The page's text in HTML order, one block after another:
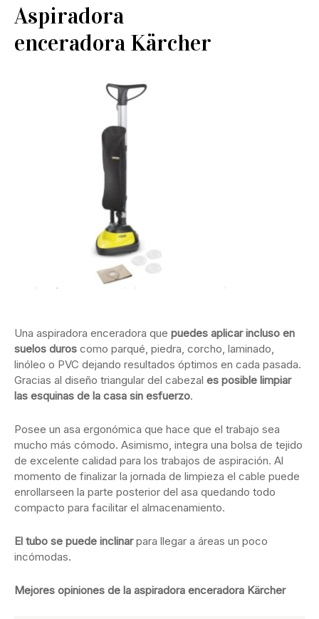
Aspiradora
enceradora Kärcher
Una aspiradora enceradora que puedes aplicar incluso en
suelos duros como parqué, piedra, corcho, laminado,
linóleo o PVC dejando resultados óptimos en cada pasada.
Gracias al diseño triangular del cabezal es posible limpiar
las esquinas de la casa sin esfuerzo.
Posee un asa ergonómica que hace que el trabajo sea
mucho más cómodo. Asimismo, integra una bolsa de tejido
de excelente calidad para los trabajos de aspiración. Al
momento de finalizar la jornada de limpieza el cable puede
enrollarseen la parte posterior del asa quedando todo
compacto para facilitar el almacenamiento.
El tubo se puede inclinarpara llegar a áreas un poco
incómodas.
Mejores opiniones de la aspiradora enceradora Kärcher